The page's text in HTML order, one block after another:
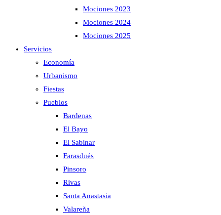
Mociones 2023
Mociones 2024
Mociones 2025
Servicios
Economía
Urbanismo
Fiestas
Pueblos
Bardenas
El Bayo
El Sabinar
Farasdués
Pinsoro
Rivas
Santa Anastasia
Valareña